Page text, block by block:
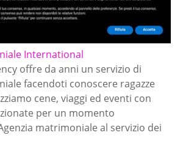
International
offre da anni un servizio di
facendoti conoscere ragazze
cene, viaggi ed eventi con
per un momento
matrimoniale al servizio dei